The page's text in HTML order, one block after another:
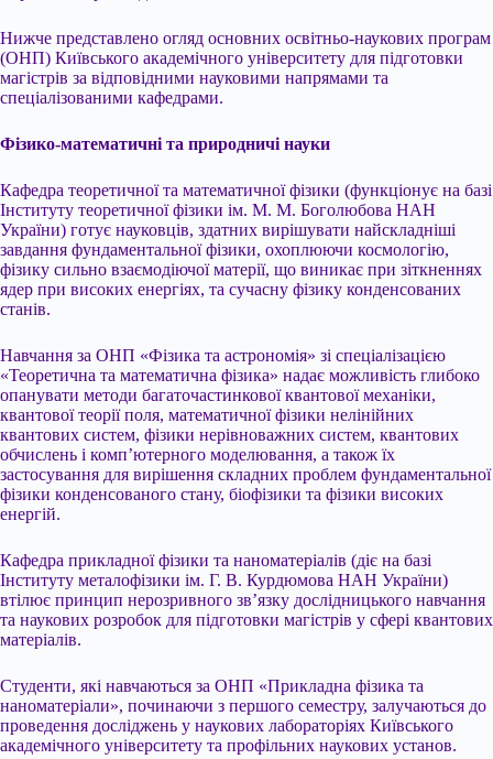
Нижче представлено огляд основних освітньо-наукових програм
(ОНП) Київського академічного університету для підготовки
магістрів за відповідними науковими напрямами та
спеціалізованими кафедрами.
Фізико-математичні та природничі науки
Кафедра теоретичної та математичної фізики (функціонує на базі
Інституту теоретичної фізики ім. М. М. Боголюбова НАН
України) готує науковців, здатних вирішувати найскладніші
завдання фундаментальної фізики, охоплюючи космологію,
фізику сильно взаємодіючої матерії, що виникає при зіткненнях
ядер при високих енергіях, та сучасну фізику конденсованих
станів.
Навчання за ОНП «Фізика та астрономія» зі спеціалізацією
«Теоретична та математична фізика» надає можливість глибоко
опанувати методи багаточастинкової квантової механіки,
квантової теорії поля, математичної фізики нелінійних
квантових систем, фізики нерівноважних систем, квантових
обчислень і комп’ютерного моделювання, а також їх
застосування для вирішення складних проблем фундаментальної
фізики конденсованого стану, біофізики та фізики високих
енергій.
Кафедра прикладної фізики та наноматеріалів (діє на базі
Інституту металофізики ім. Г. В. Курдюмова НАН України)
втілює принцип нерозривного зв’язку дослідницького навчання
та наукових розробок для підготовки магістрів у сфері квантових
матеріалів.
Студенти, які навчаються за ОНП «Прикладна фізика та
наноматеріали», починаючи з першого семестру, залучаються до
проведення досліджень у наукових лабораторіях Київського
академічного університету та профільних наукових установ.